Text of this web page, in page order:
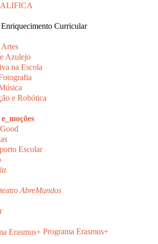
Curricular
Azulejo
na Escola
e Robótica
e_moções
Escolar
AbreMundos
Programa Erasmus+